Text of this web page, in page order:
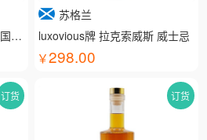
情人醉红葡萄酒（欧盟、中国有机认证）
苏格兰
luxovious牌 拉克索威斯 威士忌
298.00
订货 订货